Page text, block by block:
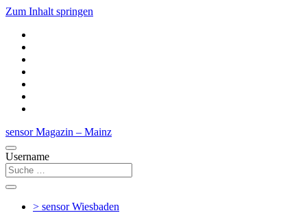
Zum Inhalt springen
sensor Magazin – Mainz
Username
> sensorWiesbaden